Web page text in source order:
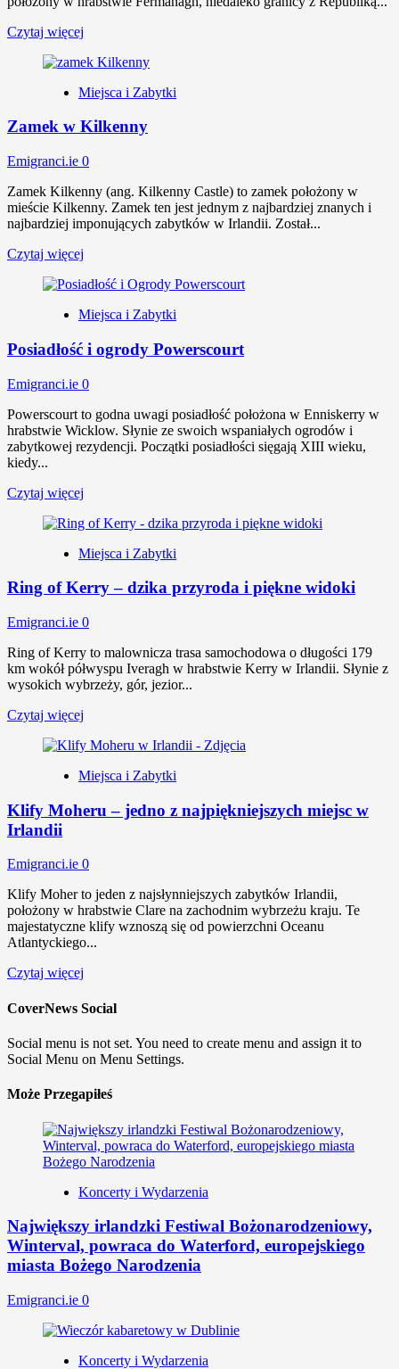
Czytaj więcej
Miejsca i Zabytki
Zamek w Kilkenny
Emigranci.ie 0
Zamek Kilkenny (ang. Kilkenny Castle) to zamek położony w
mieście Kilkenny. Zamek ten jest jednym z najbardziej znanych i
najbardziej imponujących zabytków w Irlandii. Został...
Czytaj więcej
Miejsca i Zabytki
Posiadłość i ogrody Powerscourt
Emigranci.ie 0
Powerscourt to godna uwagi posiadłość położona w Enniskerry w
hrabstwie Wicklow. Słynie ze swoich wspaniałych ogrodów i
zabytkowej rezydencji. Początki posiadłości sięgają XIII wieku,
kiedy...
Czytaj więcej
Miejsca i Zabytki
Ring of Kerry – dzika przyroda i piękne widoki
Emigranci.ie 0
Ring of Kerry to malownicza trasa samochodowa o długości 179
km wokół półwyspu Iveragh w hrabstwie Kerry w Irlandii. Słynie z
wysokich wybrzeży, gór, jezior...
Czytaj więcej
Miejsca i Zabytki
Klify Moheru – jedno z najpiękniejszych miejsc w
Irlandii
Emigranci.ie 0
Klify Moher to jeden z najsłynniejszych zabytków Irlandii,
położony w hrabstwie Clare na zachodnim wybrzeżu kraju. Te
majestatyczne klify wznoszą się od powierzchni Oceanu
Atlantyckiego...
Czytaj więcej
CoverNews Social
Social menu is not set. You need to create menu and assign it to
Social Menu on Menu Settings.
Może Przegapiłeś
Koncerty i Wydarzenia
Największy irlandzki Festiwal Bożonarodzeniowy,
Winterval, powraca do Waterford, europejskiego
miasta Bożego Narodzenia
Emigranci.ie 0
Koncerty i Wydarzenia